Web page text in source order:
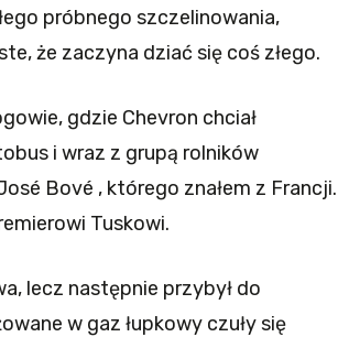
próbnego szczelinowania,
że zaczyna dziać się coś złego.
gdzie Chevron chciał
i wraz z grupą rolników
Bové , którego znałem z Francji.
Tuskowi.
lecz następnie przybył do
w gaz łupkowy czuły się